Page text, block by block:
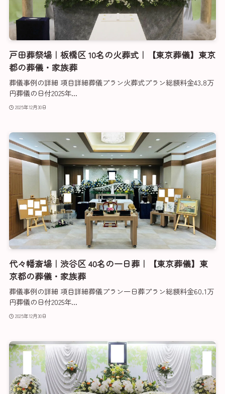
戸田葬祭場｜板橋区 10名の火葬式｜【東京葬儀】東京
都の葬儀・家族葬
葬儀事例の詳細 項目詳細葬儀プラン火葬式プラン総額料金43.8万
円葬儀の日付2025年...
2025年12月30日
代々幡斎場｜渋谷区 40名の一日葬｜【東京葬儀】東
京都の葬儀・家族葬
葬儀事例の詳細 項目詳細葬儀プラン一日葬プラン総額料金60.1万
円葬儀の日付2025年...
2025年12月30日